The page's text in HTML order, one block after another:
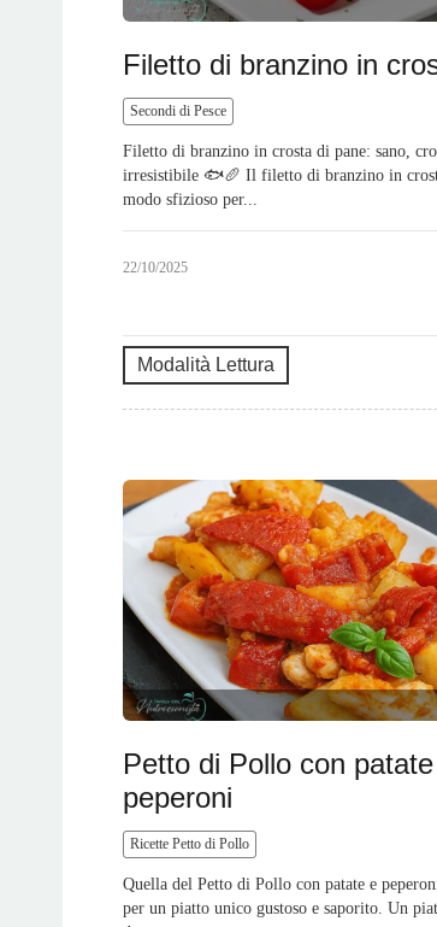
Filetto di branzino in
Secondi di Pesce
Filetto di branzino in crosta di pane: sano,
irresistibile 🐟🥖 Il filetto di branzino in
modo sfizioso per...
22/10/2025
Modalità Lettura
Petto di Pollo con
peperoni
Ricette Petto di Pollo
Quella del Petto di Pollo con patate e
per un piatto unico gustoso e saporito. Un